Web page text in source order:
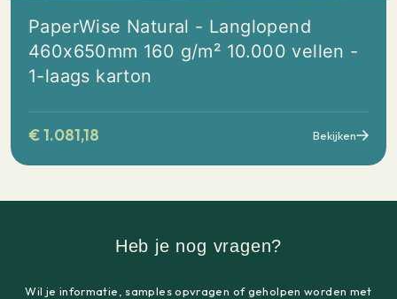
PaperWise Natural - Langlopend
460x650mm 160 g/m² 10.000 vellen -
1-laags karton
€1.081,18 Bekijken
Heb je nog vragen?
Wil je informatie, samples opvragen of geholpen worden met